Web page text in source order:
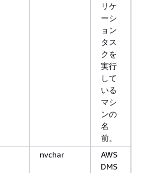
リケ
ーシ
ョン
タス
クを
実行
して
いる
マシ
ンの
名
前。
nvchar
AWS
DMS